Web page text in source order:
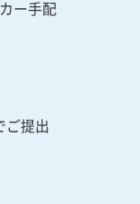
ー手配
ご提出